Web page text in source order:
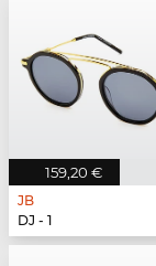
159,20 €
JB
DJ - 1